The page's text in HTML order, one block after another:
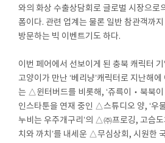
와의 화상 수출상담회로 글로벌 시장으로
폼이다. 관련 업계는 물론 일반 참관객까지
방문하는 빅 이벤트기도 하다.
이번 페어에서 선보이게 된 충북 캐릭터
고양이가 만난 ‘베리냥’캐릭터로 지난해
는 △윈터버드를 비롯해, ‘쥬륵이‧북북
인스타툰을 연재 중인 △스튜디오 양, ‘우
누비는 우주개구리’의 △㈜프로깅, 고슴도
치와 까치’를 내세운 △무심상회, 시원한